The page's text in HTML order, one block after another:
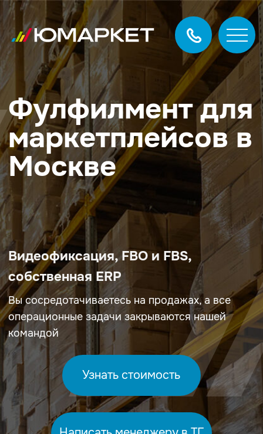
Фулфилмент для
маркетплейсов в
Москве
Вы сосредотачиваетесь на продажах, а все
операционные задачи закрываются нашей
командой
Узнать стоимость
Написать менеджеру в ТГ
Видеофиксация, FBO и FBS,
собственная ERP